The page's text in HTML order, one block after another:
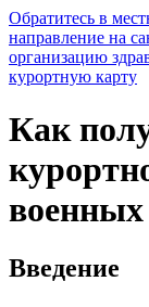
Обратитесь в
направление на
организацию
курортную карту
Как
военных
Введение